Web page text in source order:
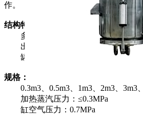
作。
结构特征：
多功能提取罐有投料口、罐体、出
出渣门上的滤网可根据工艺不同，
罐体为直筒型和蘑菇型。
规格：
0.3m3、0.5m3、1m3、2m3、3m3
加热蒸汽压力：≤0.3MPa
缸空气压力：0.7MPa